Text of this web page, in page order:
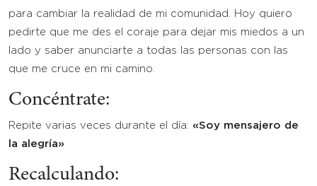
para cambiar la realidad de mi comunidad. Hoy quiero
pedirte que me des el coraje para dejar mis miedos a un
lado y saber anunciarte a todas las personas con las
que me cruce en mi camino.
Concéntrate:
Repite varias veces durante el día: «Soy mensajero de
la alegría»
Recalculando: